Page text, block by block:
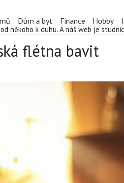
někoho k duhu. A náš web je
Dům a byt Finance Hobby
flétna bavit